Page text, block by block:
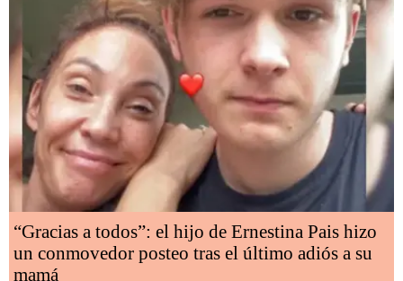
“Gracias a todos”: el hijo de Ernestina Pais hizo
un conmovedor posteo tras el último adiós a su
mamá